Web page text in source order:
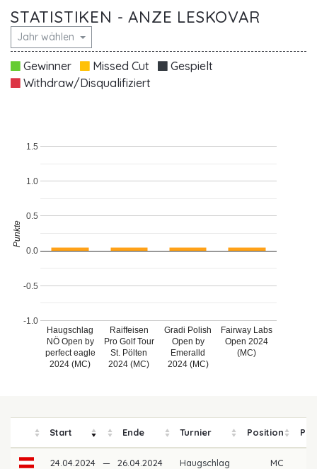
STATISTIKEN - ANZE LESKOVAR
Jahr wählen
Gewinner Missed Cut
Gespielt
Withdraw/Disqualifiziert
Haugschlag
NÖ Open by
perfect eagle
2024 (MC)
Raiffeisen
Pro Golf Tour
St. Pölten
2024 (MC)
Gradi Polish
Open by
Emeralld
2024 (MC)
Fairway Labs
Open 2024
(MC)
-1.0
-0.5
0.0
0.5
1.0
1.5
Punkte
Start Ende Turnier Position
24.04.2024 — 26.04.2024
Haugschlag
MC